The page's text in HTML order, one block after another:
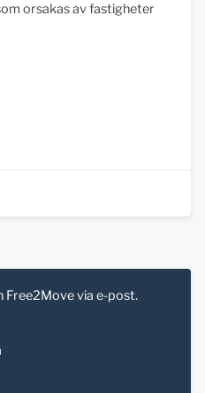
orsakas av fastigheter
Free2Move via e-post.